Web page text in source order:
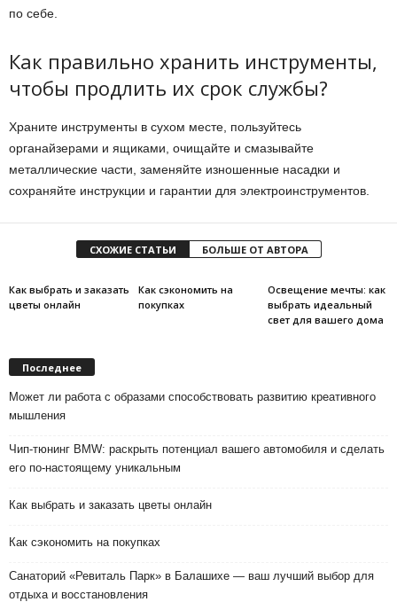
по себе.
Как правильно хранить инструменты,
чтобы продлить их срок службы?
Храните инструменты в сухом месте, пользуйтесь
органайзерами и ящиками, очищайте и смазывайте
металлические части, заменяйте изношенные насадки и
сохраняйте инструкции и гарантии для электроинструментов.
СХОЖИЕ СТАТЬИ БОЛЬШЕ ОТ АВТОРА
Как выбрать и заказать
цветы онлайн
Как сэкономить на
покупках
Освещение мечты: как
выбрать идеальный
свет для вашего дома
Последнее
Может ли работа с образами способствовать развитию креативного
мышления
Чип-тюнинг BMW: раскрыть потенциал вашего автомобиля и сделать
его по-настоящему уникальным
Как выбрать и заказать цветы онлайн
Как сэкономить на покупках
Санаторий «Ревиталь Парк» в Балашихе — ваш лучший выбор для
отдыха и восстановления